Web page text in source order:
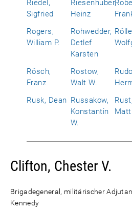
Riedel,
Sigfried
Riesenhuber,
Heinz
Rogers,
William P.
Rohwedder,
Detlef
Karsten
Rösch,
Franz
Rostow,
Walt W.
Rusk, Dean Russakow,
Konstantin
W.
Rust,
Clifton, Chester V.
Brigadegeneral, militärischer
Kennedy